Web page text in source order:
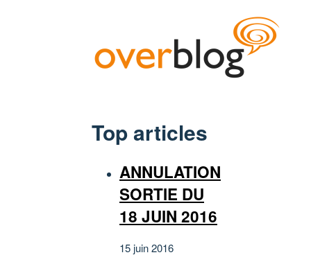
Top articles
ANNULATION
SORTIE DU
18 JUIN 2016
15 juin 2016